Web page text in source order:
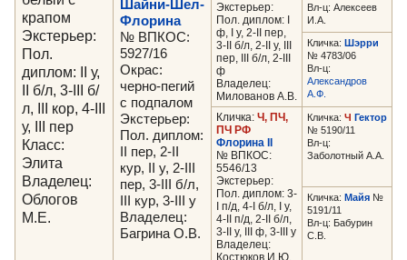
крапом
Экстерьер:
Пол.
диплом: II у,
II б/л, 3-III б/
л, III кор, 4-III
у, III пер
Класс:
Элита
Владелец:
Облогов
М.Е.
Шайни-Шел-
Флорина
№ ВПКОС:
5927/16
Окрас:
черно-пегий
с подпалом
Экстерьер:
Пол. диплом:
II пер, 2-II
кур, II у, 2-III
пер, 3-III б/л,
III кур, 3-III у
Владелец:
Багрина О.В.
Экстерьер:
Пол. диплом: I
ф, I у, 2-II пер,
3-II б/л, 2-II у, III
пер, III б/л, 2-III
ф
Владелец:
Милованов А.В.
Вл-ц: Алексеев
И.А.
Кличка: Шэрри
№ 4783/06
Вл-ц:
Александров
А.Ф.
Кличка: Ч, ПЧ,
ПЧ РФ
Флорина II
№ ВПКОС:
5546/13
Экстерьер:
Пол. диплом: 3-
I п/д, 4-I б/л, I у,
4-II п/д, 2-II б/л,
3-II у, III ф, 3-III у
Владелец:
Кличка: Ч Гектор
№ 5190/11
Вл-ц:
Заболотный А.А.
Кличка: Майя №
5191/11
Вл-ц: Бабурин
С.В.